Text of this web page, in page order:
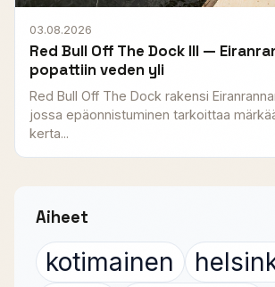
03.08.2026
Red Bull Off The Dock III —
popattiin veden yli
Red Bull Off The Dock rakensi
jossa epäonnistuminen tarkoittaa
kerta...
Aiheet
kotimainen